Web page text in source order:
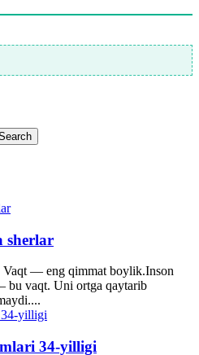
sherlar
Vaqt — eng qimmat boylik.Inson
bu vaqt. Uni ortga qaytarib
34-yilligi